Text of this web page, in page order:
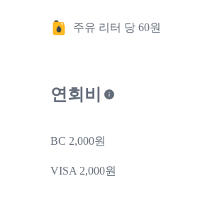
주유 리터 당 60원
연회비
BC 2,000원
VISA 2,000원